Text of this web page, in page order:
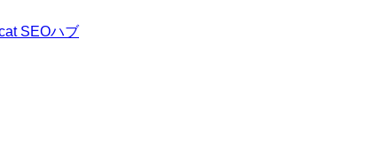
SEOハブ